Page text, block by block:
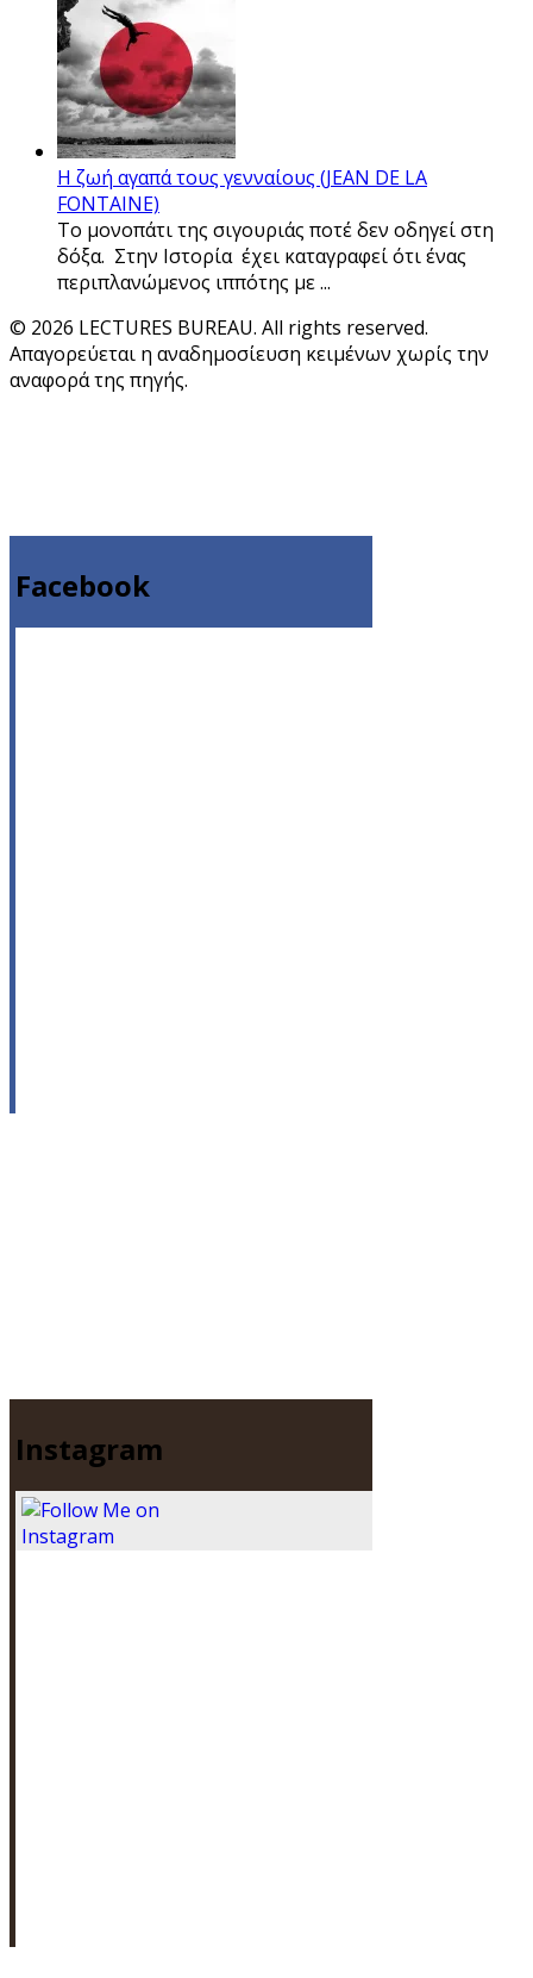
Η ζωή αγαπά τους γενναίους (JEAN DE LA
FONTAINE)
Το μονοπάτι της σιγουριάς ποτέ δεν οδηγεί στη
δόξα. Στην Ιστορία έχει καταγραφεί ότι ένας
περιπλανώμενος ιππότης με ...
© 2026 LECTURES BUREAU. All rights reserved.
Απαγορεύεται η αναδημοσίευση κειμένων χωρίς την
αναφορά της πηγής.
Facebook
Instagram